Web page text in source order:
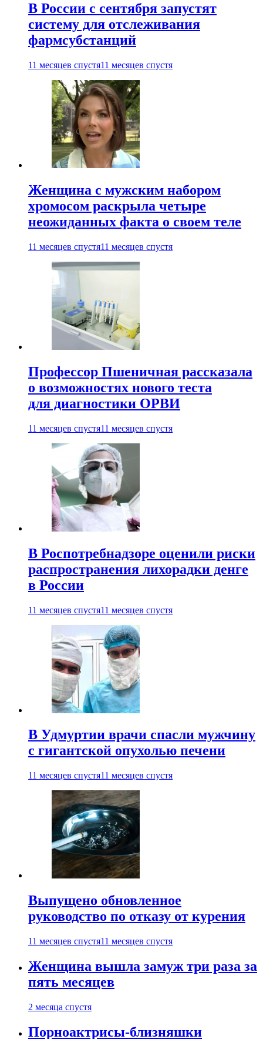
В России с сентября запустят
систему для отслеживания
фармсубстанций
11 месяцев спустя11 месяцев спустя
Женщина с мужским набором
хромосом раскрыла четыре
неожиданных факта о своем теле
11 месяцев спустя11 месяцев спустя
Профессор Пшеничная рассказала
о возможностях нового теста
для диагностики ОРВИ
11 месяцев спустя11 месяцев спустя
В Роспотребнадзоре оценили риски
распространения лихорадки денге
в России
11 месяцев спустя11 месяцев спустя
В Удмуртии врачи спасли мужчину
с гигантской опухолью печени
11 месяцев спустя11 месяцев спустя
Выпущено обновленное
руководство по отказу от курения
11 месяцев спустя11 месяцев спустя
Женщина вышла замуж три раза за
пять месяцев
2 месяца спустя
Порноактрисы-близняшки